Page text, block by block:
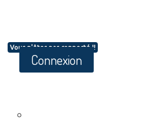
Vous n'êtes pas connecté !!
Connexion